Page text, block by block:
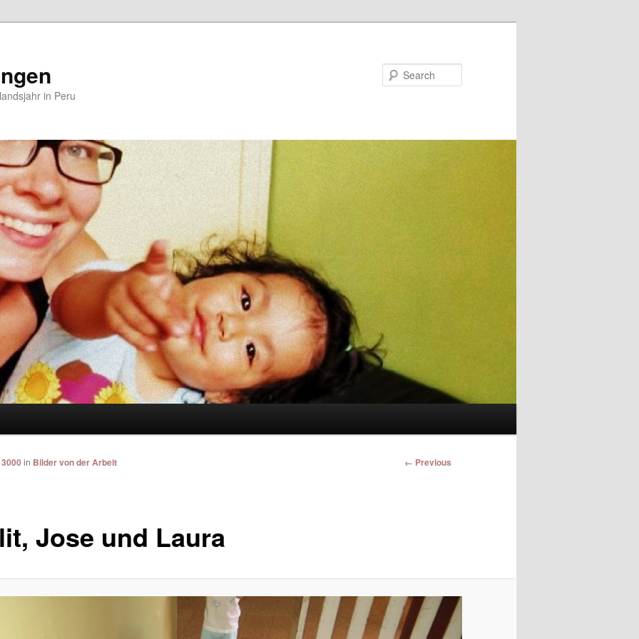
in Peru
Image
← Previous
Jose und Laura
in Bilder von der Arbeit